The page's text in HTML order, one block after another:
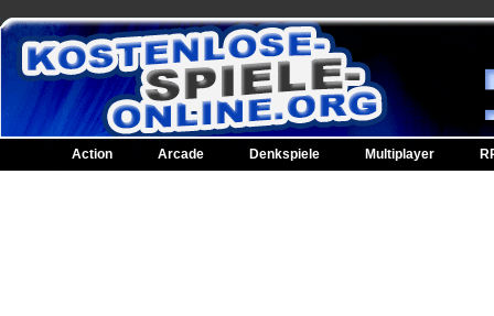
Action Arcade Denkspiele Multiplayer